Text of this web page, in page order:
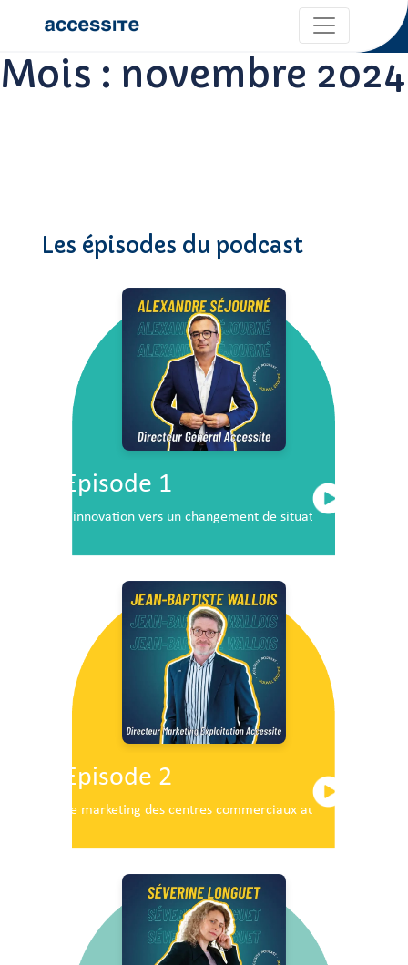
Mois : novembre 2024
Les épisodes du podcast
Episode 1
L’innovation vers un changement de situation
Episode 2
Le marketing des centres commerciaux au service du